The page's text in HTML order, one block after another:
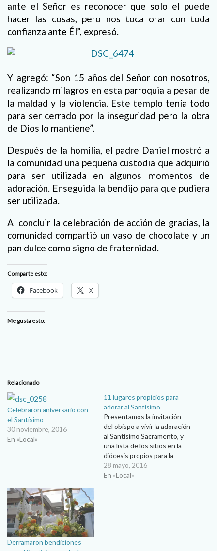
ante el Señor es reconocer que solo el puede
hacer las cosas, pero nos toca orar con toda
confianza ante Él”, expresó.
Y agregó: “Son 15 años del Señor con nosotros,
realizando milagros en esta parroquia a pesar de
la maldad y la violencia. Este templo tenía todo
para ser cerrado por la inseguridad pero la obra
de Dios lo mantiene”.
Después de la homilía, el padre Daniel mostró a
la comunidad una pequeña custodia que adquirió
para ser utilizada en algunos momentos de
adoración. Enseguida la bendijo para que pudiera
ser utilizada.
Al concluir la celebración de acción de gracias, la
comunidad compartió un vaso de chocolate y un
pan dulce como signo de fraternidad.
Comparte esto:
Facebook X
Me gusta esto:
Relacionado
Celebraron aniversario con
el Santísimo
30 noviembre, 2016
En «Local»
11 lugares propicios para
adorar al Santísimo
Presentamos la invitación
del obispo a vivir la adoración
al Santísimo Sacramento, y
una lista de los sitios en la
diócesis propios para la
adoración al Santísimo.
Obispo invita a visitarlos
28 mayo, 2016
En «Local»
Derramaron bendiciones